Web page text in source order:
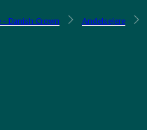
- Danish Crown Andelsejere